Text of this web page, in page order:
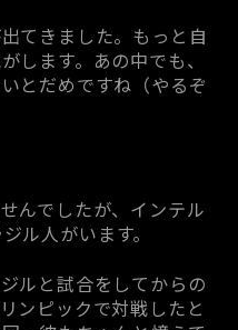
てきました。もっと自
します。あの中でも、
とだめですね（やるぞ
んでしたが、インテル
ル人がいます。
ルと試合をしてからの
ンピックで対戦したと